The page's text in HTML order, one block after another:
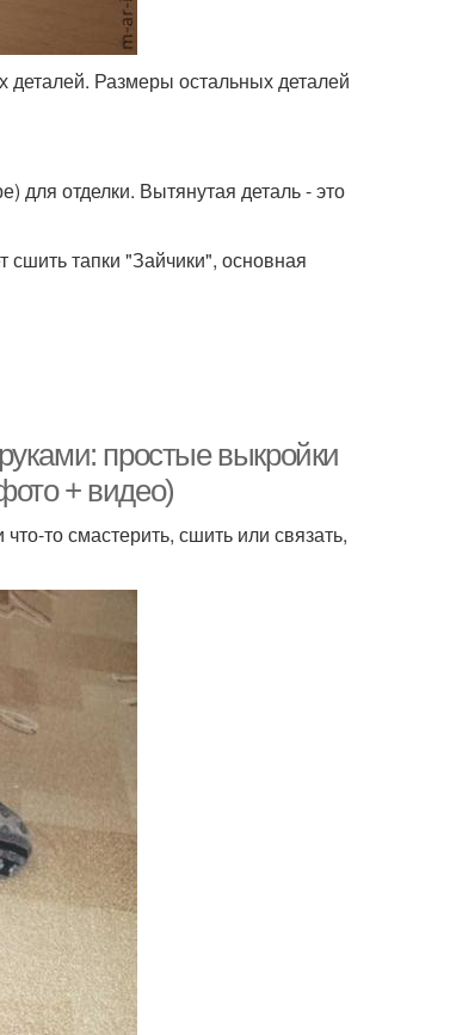
Размеры остальных деталей
для отделки. Вытянутая деталь - это
сшить тапки "Зайчики", основная
простые выкройки
+ видео)
то смастерить, сшить или связать,